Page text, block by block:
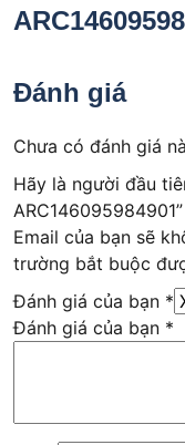
Đánh giá
Chưa có đánh giá
Hãy là người đầu
ARC146095984901”
Email của bạn sẽ
trường bắt buộc
Đánh giá của bạn *
Đánh giá của bạn *